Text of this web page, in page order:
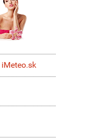
iMeteo.sk